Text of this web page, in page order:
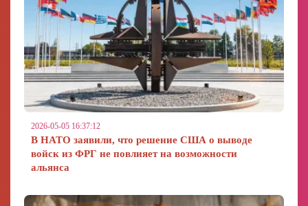
2026-05-05 16:37:12
В НАТО заявили, что решение США о выводе
войск из ФРГ не повлияет на возможности
альянса